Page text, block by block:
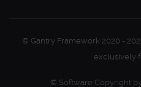
© Gantry Framework 2020 -
exclusively
© Software Copyright